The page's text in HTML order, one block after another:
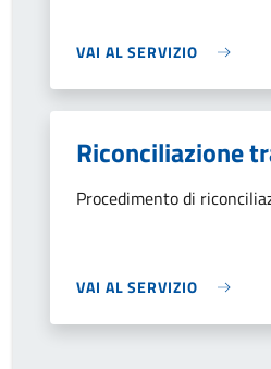
VAI AL SERVIZIO
Riconciliazione
Procedimento di
VAI AL SERVIZIO